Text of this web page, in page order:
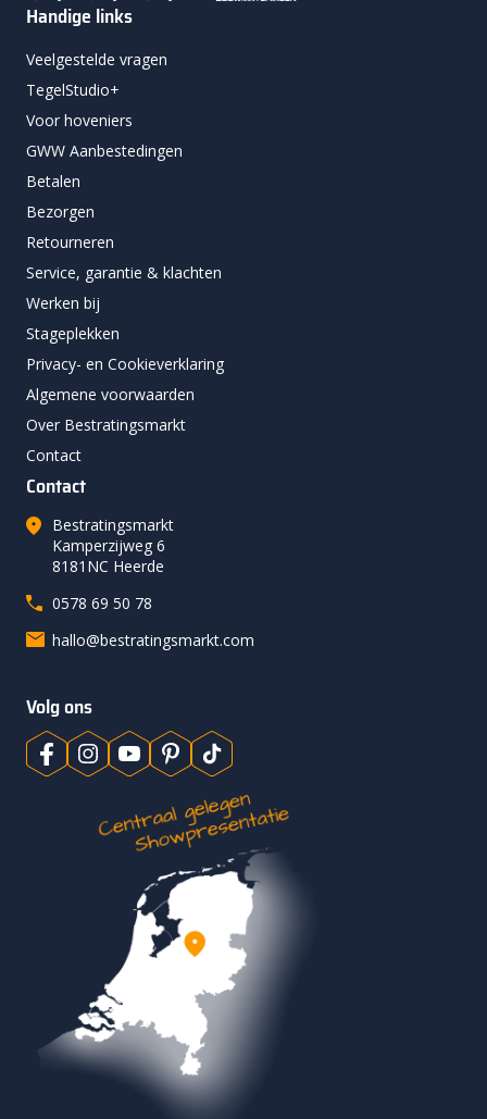
Handige links
Veelgestelde vragen
TegelStudio+
Voor hoveniers
GWW Aanbestedingen
Betalen
Bezorgen
Retourneren
Service, garantie & klachten
Werken bij
Stageplekken
Privacy- en Cookieverklaring
Algemene voorwaarden
Over Bestratingsmarkt
Contact
Contact
Bestratingsmarkt
Kamperzijweg 6
8181NC Heerde
0578 69 50 78
hallo@bestratingsmarkt.com
Volg ons